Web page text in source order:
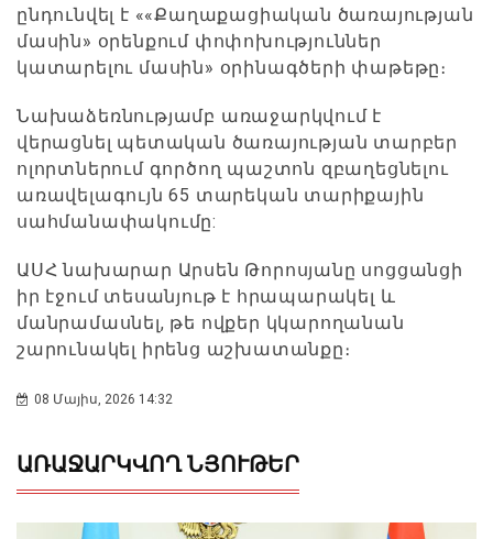
ընդունվել է ««Քաղաքացիական ծառայության
մասին» օրենքում փոփոխություններ
կատարելու մասին» օրինագծերի փաթեթը։
Նախաձեռնությամբ առաջարկվում է
վերացնել պետական ծառայության տարբեր
ոլորտներում գործող պաշտոն զբաղեցնելու
առավելագույն 65 տարեկան տարիքային
սահմանափակումը:
ԱՍՀ նախարար Արսեն Թորոսյանը սոցցանցի
իր էջում տեսանյութ է հրապարակել և
մանրամասնել, թե ովքեր կկարողանան
շարունակել իրենց աշխատանքը։
08 Մայիս, 2026 14:32
ԱՌԱՋԱՐԿՎՈՂ ՆՅՈՒԹԵՐ